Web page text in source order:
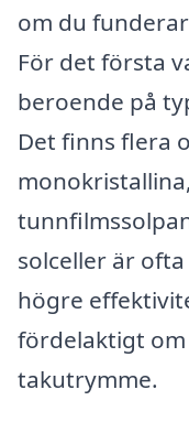
om du
För det första
beroende på
Det finns flera
solceller är
högre
fördelaktigt
takutrymme.